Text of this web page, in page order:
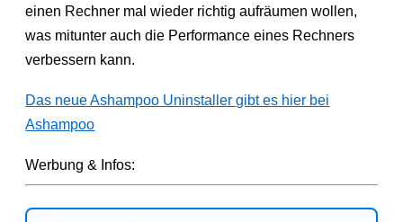
einen Rechner mal wieder richtig aufräumen wollen,
was mitunter auch die Performance eines Rechners
verbessern kann.
Das neue Ashampoo Uninstaller gibt es hier bei
Ashampoo
Werbung & Infos: